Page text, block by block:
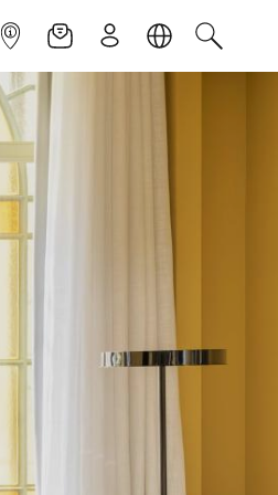
INFOPOINTNEWSLETTER
ISCRIVITILINGUACERCA